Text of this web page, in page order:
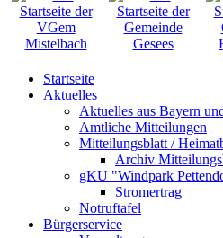
Startseite
Aktuelles
Aktuelles aus Bayern
Amtliche Mitteilungen
Mitteilungsblatt /
Archiv
gKU "Windpark
Stromertrag
Notruftafel
Bürgerservice